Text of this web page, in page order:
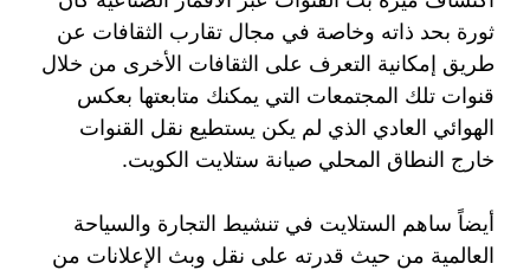
ثورة بحد ذاته وخاصة في مجال تقارب الثقافات عن
طريق إمكانية التعرف على الثقافات الأخرى من خلال
قنوات تلك المجتمعات التي يمكنك متابعتها بعكس
الهوائي العادي الذي لم يكن يستطيع نقل القنوات
خارج النطاق المحلي صيانة ستلايت الكويت.
أيضاً ساهم الستلايت في تنشيط التجارة والسياحة
العالمية من حيث قدرته على نقل وبث الإعلانات من